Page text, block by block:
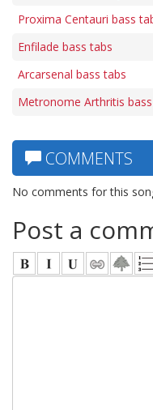
Proxima Centauri bass
Enfilade bass tabs
Arcarsenal bass tabs
Metronome Arthritis
COMMENTS
No comments for this
Post a